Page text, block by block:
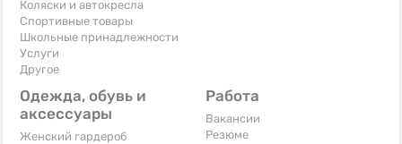
Коляски и автокресла
Спортивные товары
Школьные принадлежности
Услуги
Другое
Одежда, обувь и
аксессуары
Женский гардероб
Работа
Вакансии
Резюме